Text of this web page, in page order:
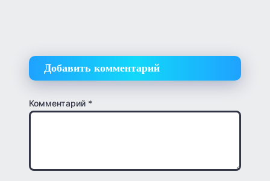
Добавить комментарий
Комментарий *